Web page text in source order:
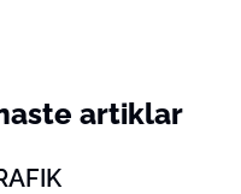
artiklar